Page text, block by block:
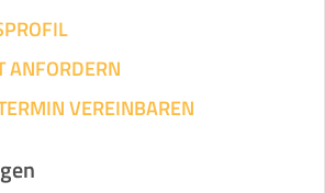
ANFORDERN
VEREINBAREN